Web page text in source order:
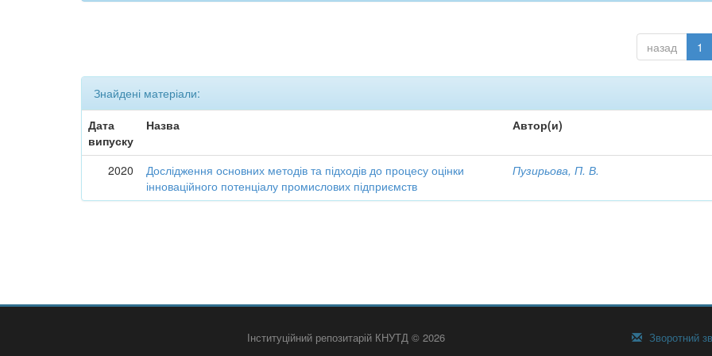
назад 1
Знайдені матеріали:
Дата
випуску
Назва Автор(и)
2020
Дослідження основних методів та підходів до процесу оцінки
інноваційного потенціалу промислових підприємств
Пузирьова, П. В.
Інституційний репозитарій КНУТД © 2026 Зворотний